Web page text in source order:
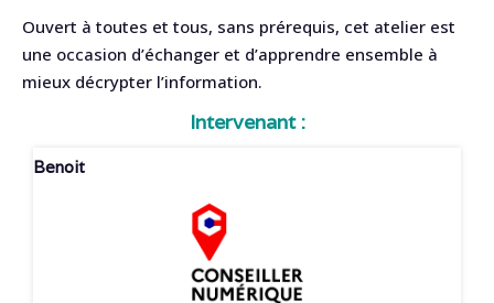
Ouvert à toutes et tous, sans prérequis, cet atelier est
une occasion d’échanger et d’apprendre ensemble à
mieux décrypter l’information.
Intervenant :
Benoit